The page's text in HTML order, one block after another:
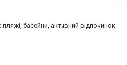
пляжі, басейни, активний відпочинок